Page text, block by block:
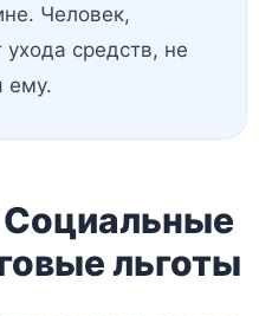
Человек,
ухода средств, не
ему.
льготы